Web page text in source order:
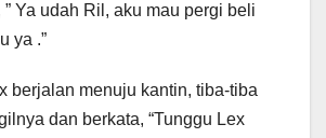
Ya udah Ril, aku mau pergi beli
ya .”
berjalan menuju kantin, tiba-tiba
dan berkata, “Tunggu Lex